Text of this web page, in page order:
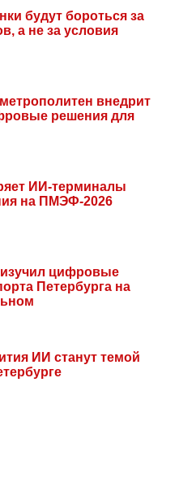
будут бороться за
а не за условия
внедрит
решения для
ИИ-терминалы
на ПМЭФ-2026
цифровые
Петербурга на
ИИ станут темой